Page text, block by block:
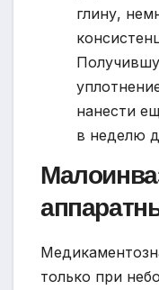
глину,
нанести
в неделю
только при